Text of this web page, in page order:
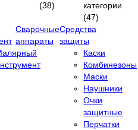
(38)
категории
(47)
Сварочные
аппараты
Средства
защиты
Каски
Комбинезоны
Маски
Наушники
Очки
защитные
Перчатки